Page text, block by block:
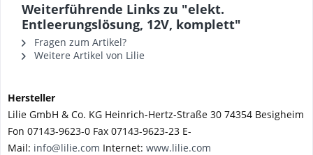
Weiterführende Links zu "elekt.
Entleerungslösung, 12V, komplett"
Fragen zum Artikel?
Weitere Artikel von Lilie
Hersteller
Lilie GmbH & Co. KG Heinrich-Hertz-Straße 30 74354 Besigheim
Fon 07143-9623-0 Fax 07143-9623-23 E-
Mail: info@lilie.com Internet: www.lilie.com